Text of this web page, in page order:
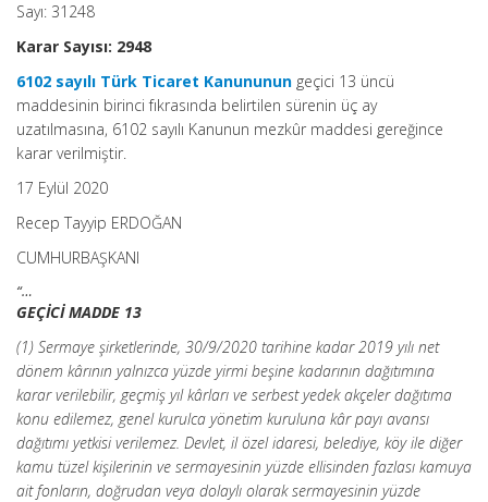
Sayı: 31248
Karar Sayısı: 2948
6102 sayılı Türk Ticaret Kanununun geçici 13 üncü
maddesinin birinci fıkrasında belirtilen sürenin üç ay
uzatılmasına, 6102 sayılı Kanunun mezkûr maddesi gereğince
karar verilmiştir.
17 Eylül 2020
Recep Tayyip ERDOĞAN
CUMHURBAŞKANI
“…
GEÇİCİ MADDE 13
(1) Sermaye şirketlerinde, 30/9/2020 tarihine kadar 2019 yılı net
dönem kârının yalnızca yüzde yirmi beşine kadarının dağıtımına
karar verilebilir, geçmiş yıl kârları ve serbest yedek akçeler dağıtıma
konu edilemez, genel kurulca yönetim kuruluna kâr payı avansı
dağıtımı yetkisi verilemez. Devlet, il özel idaresi, belediye, köy ile diğer
kamu tüzel kişilerinin ve sermayesinin yüzde ellisinden fazlası kamuya
ait fonların, doğrudan veya dolaylı olarak sermayesinin yüzde